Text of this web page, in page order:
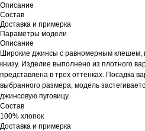
Описание
Состав
Доставка и примерка
Параметры модели
Описание
Широкие джинсы с равномерным
книзу. Изделие выполнено из плотного
представлена в трех оттенках. Посадка
выбранного размера, модель
джинсовую пуговицу.
Состав
100% хлопок
Доставка и примерка